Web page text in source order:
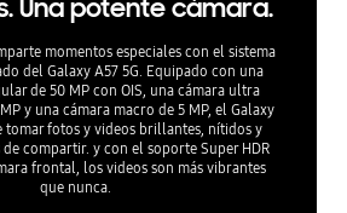
Una potente cámara.
momentos especiales con el sistema
del Galaxy A57 5G. Equipado con una
de 50 MP con OIS, una cámara ultra
y una cámara macro de 5 MP, el Galaxy
tomar fotos y videos brillantes, nítidos y
compartir. y con el soporte Super HDR
frontal, los videos son más vibrantes
que nunca.